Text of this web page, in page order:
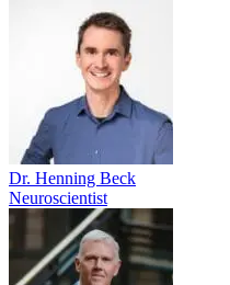
Dr. Henning Beck
Neuroscientist